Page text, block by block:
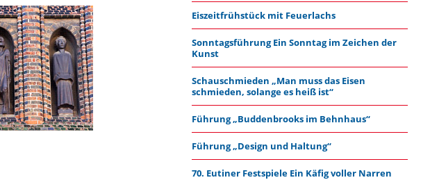
Eiszeitfrühstück mit Feuerlachs
Sonntagsführung Ein Sonntag im Zeichen der
Kunst
Schauschmieden „Man muss das Eisen
schmieden, solange es heiß ist“
Führung „Buddenbrooks im Behnhaus“
Führung „Design und Haltung“
70. Eutiner Festspiele Ein Käfig voller Narren